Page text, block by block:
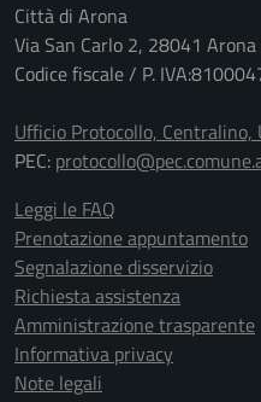
Città di Arona
Via San Carlo 2, 28041 Arona
Codice fiscale / P.
Ufficio Protocollo, Centralino,
PEC:
Leggi le FAQ
Prenotazione appuntamento
Segnalazione disservizio
Richiesta assistenza
Amministrazione trasparente
Informativa privacy
Note legali